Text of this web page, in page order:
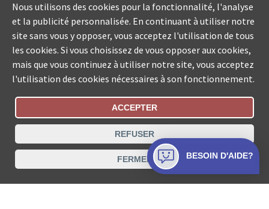
Statut De La Commande
Recherche des offices de Suisse
Protection des données Mentions légales
Conditions d’utilisation Contact
Nous utilisons des cookies pour la fonctionnalité, l'analyse
et la publicité personnalisée. En continuant à utiliser notre
site sans vous y opposer, vous acceptez l'utilisation de tous
les cookies. Si vous choisissez de vous opposer aux cookies,
mais que vous continuez à utiliser notre site, vous acceptez
l'utilisation des cookies nécessaires à son fonctionnement.
ACCEPTER
REFUSER
FERMER BESOIN D'AIDE?